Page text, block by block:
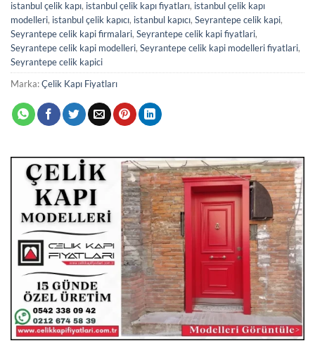
istanbul çelik kapı, istanbul çelik kapı fiyatları, istanbul çelik kapı
modelleri, istanbul çelik kapıcı, istanbul kapıcı, Seyrantepe celik kapi,
Seyrantepe celik kapi firmalari, Seyrantepe celik kapi fiyatlari,
Seyrantepe celik kapi modelleri, Seyrantepe celik kapi modelleri fiyatlari,
Seyrantepe celik kapici
Marka:Çelik Kapı Fiyatları